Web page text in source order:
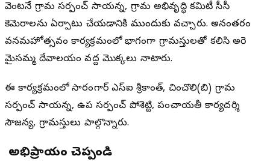
వెంటనే గ్రామ సర్పంచ్ సాయన్న, గ్రామ అభివృద్ధి కమిటీ సీసీ
కెమెరాలను ఏర్పాటు చేయడానికి ముందుకు వచ్చారు. అనంతరం
వనమహోత్సవం కార్యక్రమంలో భాగంగా గ్రామస్తులతో కలిసి అరె
మైసమ్మ దేవాలయం వద్ద మొక్కలు నాటారు.
ఈ కార్యక్రమంలో సారంగాపూర్ ఎస్ఐ శ్రీకాంత్, చించొలి(బి) గ్రామ
సర్పంచ్ సాయన్న, ఉప సర్పంచ్ పోశెట్టి, పంచాయతీ కార్యదర్శి
సౌజన్య, గ్రామస్తులు పాల్గొన్నారు.
మీ అభిప్రాయం చెప్పండి